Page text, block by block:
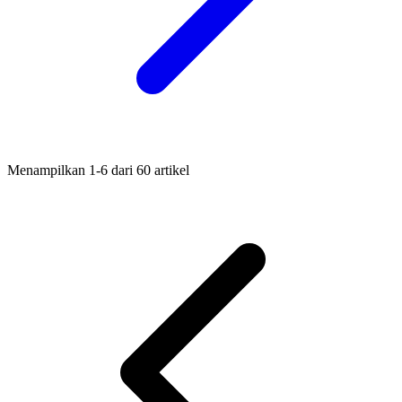
Menampilkan 1-6 dari 60 artikel